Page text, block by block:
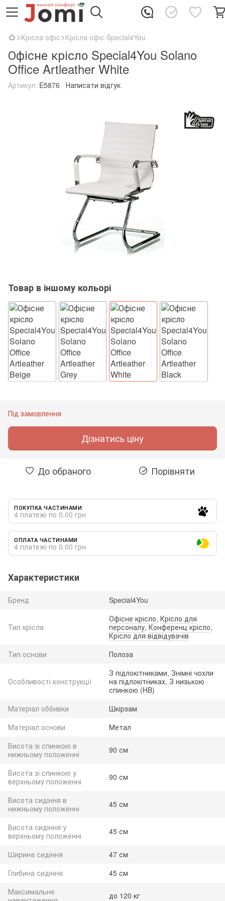
Крісла офіс Крісла офіс Special4You
Офісне крісло Special4You Solano
Office Artleather White
Артикул: E5876 Написати відгук
Товар в іншому кольорі
Під замовлення
Дізнатись ціну
До обраного Порівняти
ПОКУПКА ЧАСТИНАМИ
4 платежі по 0.00 грн
ОПЛАТА ЧАСТИНАМИ
4 платежі по 0.00 грн
Характеристики
Бренд Special4You
Тип крісла
Офісне крісло, Крісло для
персоналу,Конференц крісло,
Крісло для відвідувачів
Тип основи
Полоза
Особливості конструкції
З підлокітниками, Знімні чохли
на підлокітниках, З низькою
спинкою (HB)
Матеріал оббивки
Шкірзам
Матеріал основи
Метал
Висота зі спинкою в
нижньому положенні
90 см
Висота зі спинкою у
верхньому положенні
90 см
Висота сидіння в
нижньому положенні
45 см
Висота сидіння у
верхньому положенні
45 см
Ширина сидіння
47 см
Глибина сидіння
45 см
Максимальне
до 120 кг